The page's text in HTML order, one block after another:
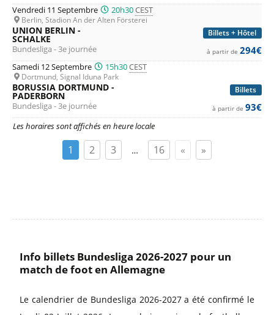
Les horaires sont affichés en heure locale
Vendredi 11 Septembre 20h30CEST
Berlin, Stadion An der Alten Försterei
Billets + Hôtel
UNION BERLIN -
SCHALKE
Bundesliga - 3e journée à partir de 294€
Samedi 12 Septembre 15h30CEST
Dortmund, Signal Iduna Park
Billets
BORUSSIA DORTMUND -
PADERBORN
Bundesliga - 3e journée à partir de 93€
1 2 3 … 16 « »
Info billets Bundesliga 2026-2027 pour un
match de foot en Allemagne
Le calendrier de Bundesliga 2026-2027 a été confirmé le